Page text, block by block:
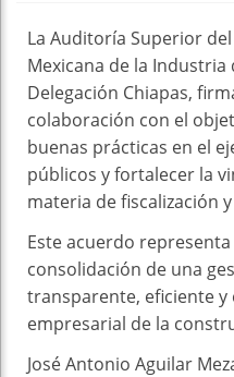
La Auditoría Superior
Mexicana de la Industria
Delegación Chiapas,
colaboración con el
buenas prácticas en el
públicos y fortalecer la
materia de fiscalización
Este acuerdo
consolidación de una
transparente, eficiente y
empresarial de la
José Antonio Aguilar